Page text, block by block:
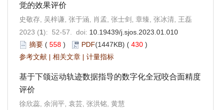
觉的效果评价
史敬存, 吴梓谦, 张于涵, 肖孟, 张士剑, 章臻, 张冰清, 王磊
2023 (1): 52-57. doi: 10.19439/j.sjos.2023.01.010
摘要 ( 558 ) PDF(1447KB) ( 430 )
参考文献 | 相关文章 | 计量指标
基于下颌运动轨迹数据指导的数字化全冠咬合面精度
评价
徐欣蕊, 余润平, 袁芸, 张洪铭, 黄慧